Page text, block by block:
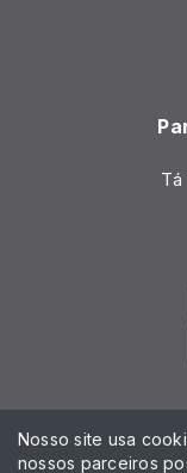
Nosso site usa
nossos parceiros